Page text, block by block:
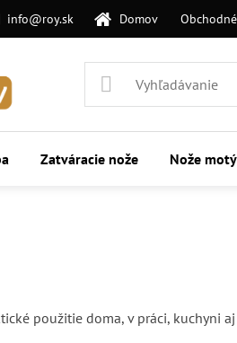
info@roy.sk Domov
Zatváracie nože Nože
použitie doma, v práci,